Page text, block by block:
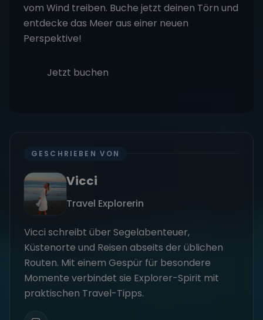
vom Wind treiben. Buche jetzt deinen Törn und
entdecke das Meer aus einer neuen
Perspektive!
Jetzt buchen
GESCHRIEBEN VON
Vicci
Travel Explorerin
Vicci schreibt über Segelabenteuer,
Küstenorte und Reisen abseits der üblichen
Routen. Mit einem Gespür für besondere
Momente verbindet sie Explorer-Spirit mit
praktischen Travel-Tipps.